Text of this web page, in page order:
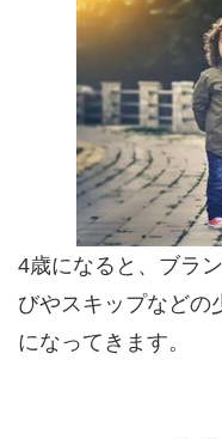
4歳になると、ブラ
びやスキップなどの
になってきます。